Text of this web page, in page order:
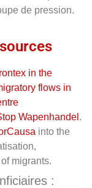
de pression.
in the
flows in
Wapenhandel .
into the
migrants.
: